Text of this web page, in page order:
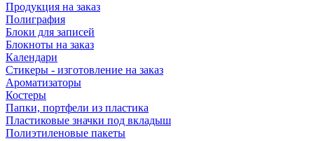
Продукция на заказ
Полиграфия
Блоки для записей
Блокноты на заказ
Календари
Стикеры - изготовление на заказ
Ароматизаторы
Костеры
Папки, портфели из пластика
Пластиковые значки под вкладыш
Полиэтиленовые пакеты